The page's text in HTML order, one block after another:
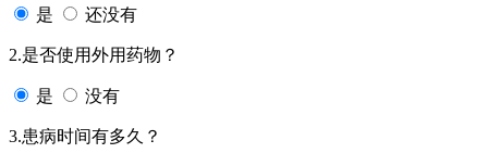
是 还没有
2.是否使用外用药物？
是 没有
3.患病时间有多久？